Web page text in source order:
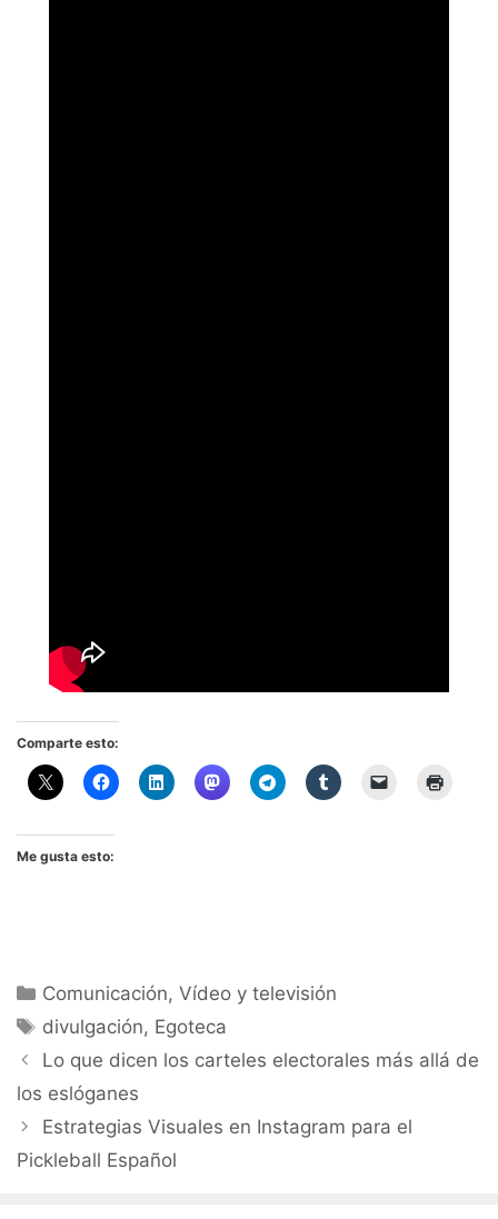
Comparte esto:
Me gusta esto:
Categorías
Comunicación,Vídeo y televisión
Etiquetas
divulgación, Egoteca
Lo que dicen los carteles electorales más allá de
los eslóganes
Estrategias Visuales en Instagram para el
Pickleball Español